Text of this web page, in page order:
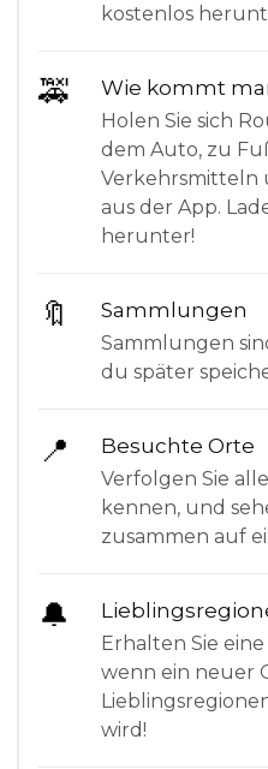
kostenlos
🚕 Wie kommt
Holen Sie sich
dem Auto, zu
Verkehrsmitteln
aus der App.
herunter!
🔖 Sammlungen
Sammlungen
du später
📍 Besuchte Orte
Verfolgen Sie
kennen, und
zusammen auf
🔔
Erhalten Sie
wenn ein neuer
wird!